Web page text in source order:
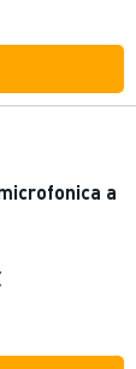
a